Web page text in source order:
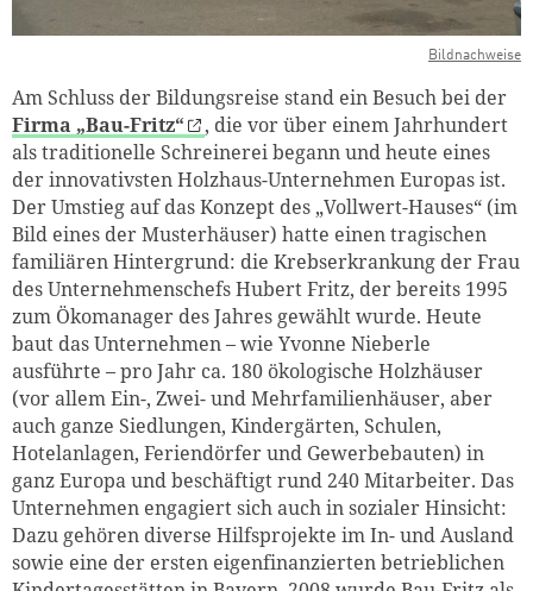
Bildnachweise
Am Schluss der Bildungsreise stand ein Besuch bei der
Firma „Bau-Fritz“
, die vor über einem Jahrhundert
als traditionelle Schreinerei begann und heute eines
der innovativsten Holzhaus-Unternehmen Europas ist.
Der Umstieg auf das Konzept des „Vollwert-Hauses“ (im
Bild eines der Musterhäuser) hatte einen tragischen
familiären Hintergrund: die Krebserkrankung der Frau
des Unternehmenschefs Hubert Fritz, der bereits 1995
zum Ökomanager des Jahres gewählt wurde. Heute
baut das Unternehmen – wie Yvonne Nieberle
ausführte – pro Jahr ca. 180 ökologische Holzhäuser
(vor allem Ein-, Zwei- und Mehrfamilienhäuser, aber
auch ganze Siedlungen, Kindergärten, Schulen,
Hotelanlagen, Feriendörfer und Gewerbebauten) in
ganz Europa und beschäftigt rund 240 Mitarbeiter. Das
Unternehmen engagiert sich auch in sozialer Hinsicht:
Dazu gehören diverse Hilfsprojekte im In- und Ausland
sowie eine der ersten eigenfinanzierten betrieblichen